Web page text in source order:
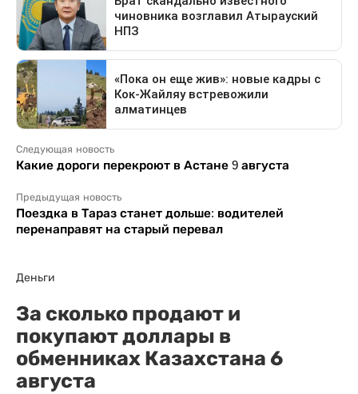
Следующая новость
Какие дороги перекроют в Астане 9 августа
Предыдущая новость
Поездка в Тараз станет дольше: водителей
перенаправят на старый перевал
Деньги
За сколько продают и
покупают доллары в
обменниках Казахстана 6
августа